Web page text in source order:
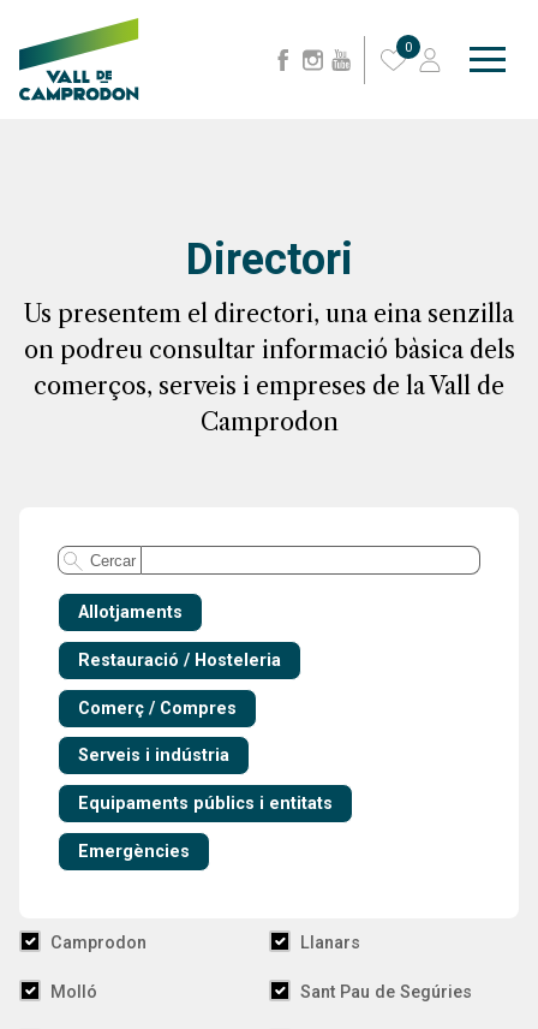
0
Directori
Us presentem el directori, una eina senzilla
on podreu consultar informació bàsica dels
comerços, serveis i empreses de la Vall de
Camprodon
Cercar
Allotjaments
Restauració / Hosteleria
Comerç / Compres
Serveis i indústria
Equipaments públics i entitats
Emergències
Camprodon Llanars
Molló Sant Pau de Segúries